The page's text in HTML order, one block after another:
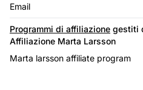
Email
Programmi di affiliazione gestiti
Affiliazione Marta Larsson
Marta larsson affiliate program